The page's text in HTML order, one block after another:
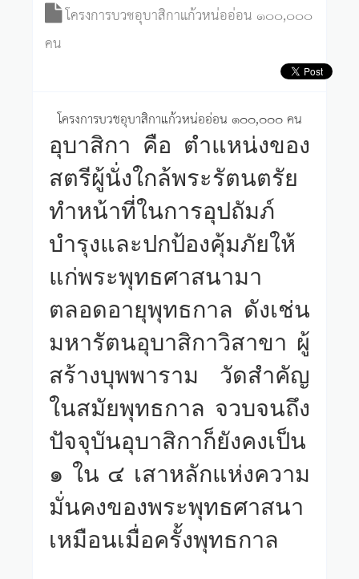
โครงการบวชอุบาสิกาแก้วหน่ออ่อน ๑๐๐,๐๐๐
คน
โครงการบวชอุบาสิกาแก้วหน่ออ่อน ๑๐๐,๐๐๐ คน
อุบาสิกา คือ ตำแหน่งของ
สตรีผู้นั่งใกล้พระรัตนตรัย
ทำหน้าที่ในการอุปถัมภ์
บำรุงและปกป้องคุ้มภัยให้
แก่พระพุทธศาสนามา
ตลอดอายุพุทธกาล ดังเช่น
มหารัตนอุบาสิกาวิสาขา ผู้
สร้างบุพพาราม วัดสำคัญ
ในสมัยพุทธกาล จวบจนถึง
ปัจจุบันอุบาสิกาก็ยังคงเป็น
๑ ใน ๔ เสาหลักแห่งความ
มั่นคงของพระพุทธศาสนา
เหมือนเมื่อครั้งพุทธกาล